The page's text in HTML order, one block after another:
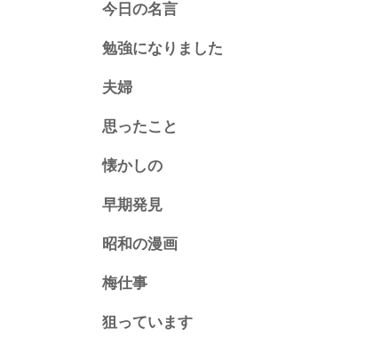
今日の名言
勉強になりました
夫婦
思ったこと
懐かしの
早期発見
昭和の漫画
梅仕事
狙っています